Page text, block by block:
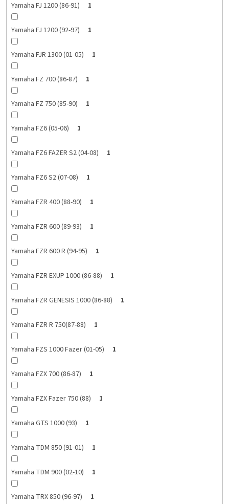
Yamaha FJ 1200 (86-91) 1
Yamaha FJ 1200 (92-97) 1
Yamaha FJR 1300 (01-05) 1
Yamaha FZ 700 (86-87) 1
Yamaha FZ 750 (85-90) 1
Yamaha FZ6 (05-06) 1
Yamaha FZ6 FAZER S2 (04-08) 1
Yamaha FZ6 S2 (07-08) 1
Yamaha FZR 400 (88-90) 1
Yamaha FZR 600 (89-93) 1
Yamaha FZR 600 R (94-95) 1
Yamaha FZR EXUP 1000 (86-88) 1
Yamaha FZR GENESIS 1000 (86-88) 1
Yamaha FZR R 750(87-88) 1
Yamaha FZS 1000 Fazer (01-05) 1
Yamaha FZX 700 (86-87) 1
Yamaha FZX Fazer 750 (88) 1
Yamaha GTS 1000 (93) 1
Yamaha TDM 850 (91-01) 1
Yamaha TDM 900 (02-10) 1
Yamaha TRX 850 (96-97) 1